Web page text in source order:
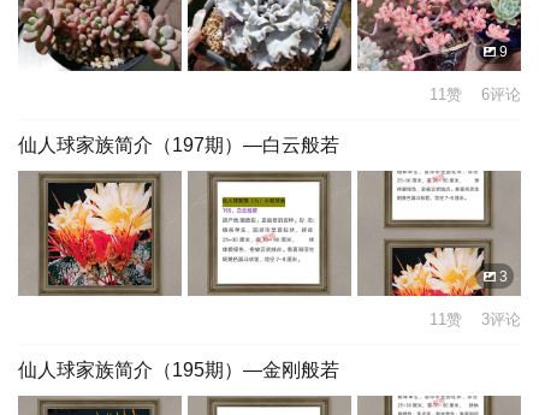
9
11赞 6评论
仙人球家族简介（197期）—白云般若
3
11赞 3评论
仙人球家族简介（195期）—金刚般若